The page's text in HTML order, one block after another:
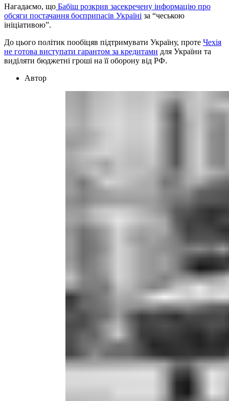
Нагадаємо, що Бабіш розкрив засекречену інформацію про
обсяги постачання боєприпасів Україні за “чеською
ініціативою”.
До цього політик пообіцяв підтримувати Україну, проте Чехія
не готова виступати гарантом за кредитами для України та
виділяти бюджетні гроші на її оборону від РФ.
Автор